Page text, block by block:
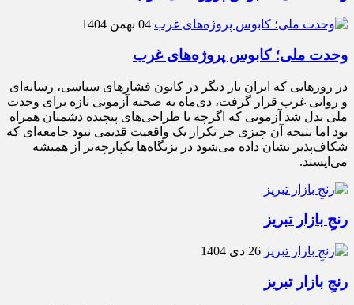
04 بهمن 1404
وحدت ملی؛ کابوس پروژه‌های غرب
در روزهایی که ایران بار دیگر در کانون فشارهای سیاسی، رسانه‌ای
و روانی غرب قرار گرفت، دی‌ماه به صحنه آزمونی تازه برای وحدت
ملی بدل شد آزمونی که اگرچه با طراحی‌های پیچیده دشمنان همراه
بود اما نتیجه آن چیزی جز تکرار یک واقعیت قدیمی نبود جامعه‌ای که
شکاف‌پذیر نشان داده می‌شود در بزنگاه‌ها یکپارچه‌تر از همیشه
می‌ایستد.
رنجِ بازار تبریز
26 دی 1404
رنجِ بازار تبریز